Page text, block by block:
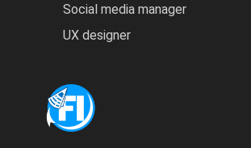
Social media manager
UX designer